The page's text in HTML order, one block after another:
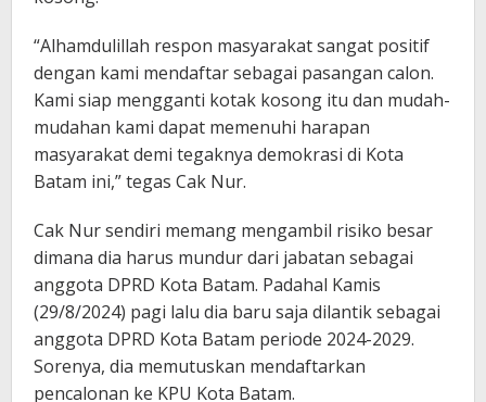
“Alhamdulillah respon masyarakat sangat positif
dengan kami mendaftar sebagai pasangan calon.
Kami siap mengganti kotak kosong itu dan mudah-
mudahan kami dapat memenuhi harapan
masyarakat demi tegaknya demokrasi di Kota
Batam ini,” tegas Cak Nur.
Cak Nur sendiri memang mengambil risiko besar
dimana dia harus mundur dari jabatan sebagai
anggota DPRD Kota Batam. Padahal Kamis
(29/8/2024) pagi lalu dia baru saja dilantik sebagai
anggota DPRD Kota Batam periode 2024-2029.
Sorenya, dia memutuskan mendaftarkan
pencalonan ke KPU Kota Batam.